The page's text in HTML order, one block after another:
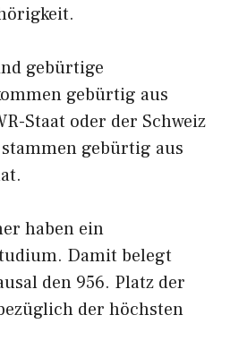
gebürtige
gebürtig aus
Staat oder der Schweiz
gebürtig aus
haben ein
Damit belegt
den 956. Platz der
der höchsten